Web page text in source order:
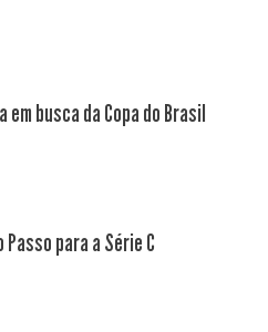
em busca da Copa do Brasil
para a Série C